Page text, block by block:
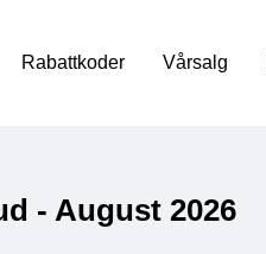
Rabattkoder Vårsalg
- August 2026